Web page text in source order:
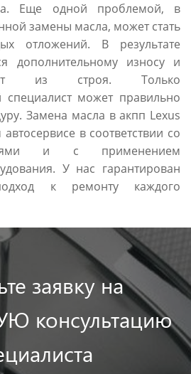
Еще одной проблемой, в
замены масла, может стать
отложений. В результате
дополнительному износу и
из строя. Только
специалист может правильно
Замена масла в акпп Lexus
в соответствии со
и с применением
У нас гарантирован
к ремонту каждого
заявку на
консультацию